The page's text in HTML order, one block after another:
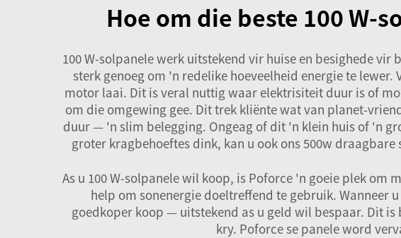
Hoe om die beste 100
100 W-solpanele werk uitstekend vir huise en besighede
sterk genoeg om 'n redelike hoeveelheid energie te
motor laai. Dit is veral nuttig waar elektrisiteit duur is of
om die omgewing gee. Dit trek kliënte wat van planet-
duur — 'n slim belegging. Ongeag of dit 'n klein huis of 'n
groter kragbehoeftes dink, kan u ook ons500w draagbare
As u 100 W-solpanele wil koop, is Poforce 'n goeie plek
help om sonenergie doeltreffend te gebruik. Wanneer
goedkoper koop — uitstekend as u geld wil bespaar. Dit
kry. Poforce se panele word